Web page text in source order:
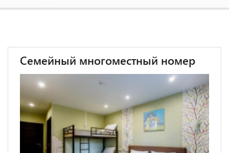
Семейный многоместный номер